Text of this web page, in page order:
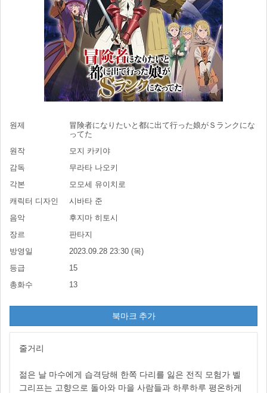
원제
冒険者になりたいと都に出て行った娘がＳランクにな
ってた
원작
모지 카키야
감독
무라타 나오키
각본
모모세 유이치로
캐릭터 디자인
시바타 준
음악
후지마 히토시
장르
판타지
방영일
2023.09.28 23:30 (목)
등급
15
총화수
13
북마크 추가
줄거리
젊은 날 마수에게 습격당해 한쪽 다리를 잃은 전직 모험가 벨
그리프는 고향으로 돌아와 마을 사람들과 하루하루 평온하게